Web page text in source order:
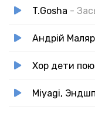
Ты со мной
Поделили целый
T.Gosha -
Андрій
Хор дети
Miyagi,